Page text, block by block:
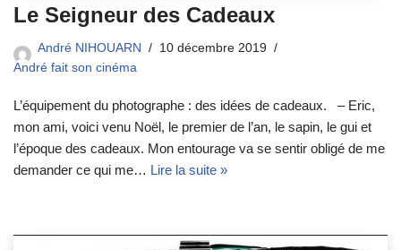
Le Seigneur des Cadeaux
André NIHOUARN
10 décembre 2019
André fait son cinéma
L’équipement du photographe : des idées de cadeaux. – Eric,
mon ami, voici venu Noël, le premier de l’an, le sapin, le gui et
l’époque des cadeaux. Mon entourage va se sentir obligé de me
demander ce qui me… Lire la suite »